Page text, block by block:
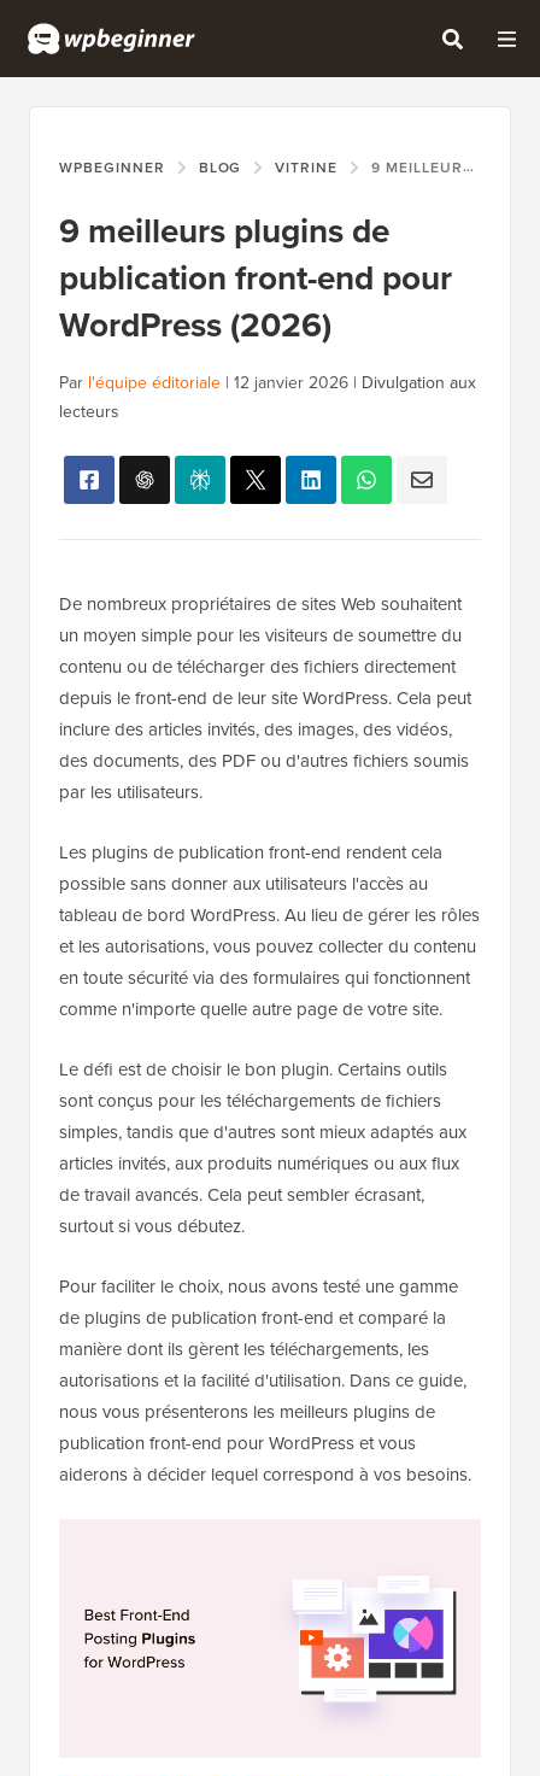
WPBEGINNER BLOG VITRINE 9 MEILLEURS PLUGINS DE PUBLICATION FRONT-END POUR WORDPRESS (2026)
9 meilleurs plugins de
publication front-end pour
WordPress (2026)
Par l'équipe éditoriale | 12 janvier 2026 | Divulgation aux
lecteurs
De nombreux propriétaires de sites Web souhaitent
un moyen simple pour les visiteurs de soumettre du
contenu ou de télécharger des fichiers directement
depuis le front-end de leur site WordPress. Cela peut
inclure des articles invités, des images, des vidéos,
des documents, des PDF ou d'autres fichiers soumis
par les utilisateurs.
Les plugins de publication front-end rendent cela
possible sans donner aux utilisateurs l'accès au
tableau de bord WordPress. Au lieu de gérer les rôles
et les autorisations, vous pouvez collecter du contenu
en toute sécurité via des formulaires qui fonctionnent
comme n'importe quelle autre page de votre site.
Le défi est de choisir le bon plugin. Certains outils
sont conçus pour les téléchargements de fichiers
simples, tandis que d'autres sont mieux adaptés aux
articles invités, aux produits numériques ou aux flux
de travail avancés. Cela peut sembler écrasant,
surtout si vous débutez.
Pour faciliter le choix, nous avons testé une gamme
de plugins de publication front-end et comparé la
manière dont ils gèrent les téléchargements, les
autorisations et la facilité d'utilisation. Dans ce guide,
nous vous présenterons les meilleurs plugins de
publication front-end pour WordPress et vous
aiderons à décider lequel correspond à vos besoins.